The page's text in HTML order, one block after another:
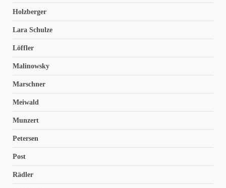
Holzberger
Lara Schulze
Löffler
Malinowsky
Marschner
Meiwald
Munzert
Petersen
Post
Rädler